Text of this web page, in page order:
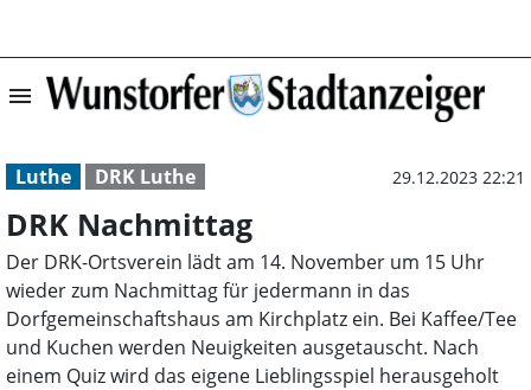
menu DRK
Luthe DRK Luthe 29.12.2023 22:21
DRK Nachmittag
Der DRK-Ortsverein lädt am 14. November um 15 Uhr
wieder zum Nachmittag für jedermann in das
Dorfgemeinschaftshaus am Kirchplatz ein. Bei Kaffee/Tee
und Kuchen werden Neuigkeiten ausgetauscht. Nach
einem Quiz wird das eigene Lieblingsspiel herausgeholt